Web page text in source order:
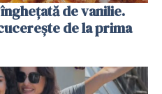
de vanilie.
de la prima